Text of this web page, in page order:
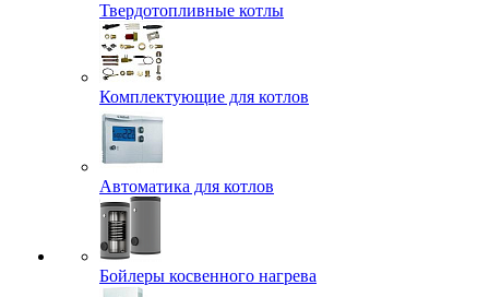
Твердотопливные котлы
Комплектующие для котлов
Автоматика для котлов
Бойлеры косвенного нагрева